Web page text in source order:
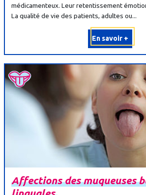
médicamenteux. Leur retentissement
La qualité de vie des patients, adultes ou...
En savoir +
Affectionsdesmuqueuses